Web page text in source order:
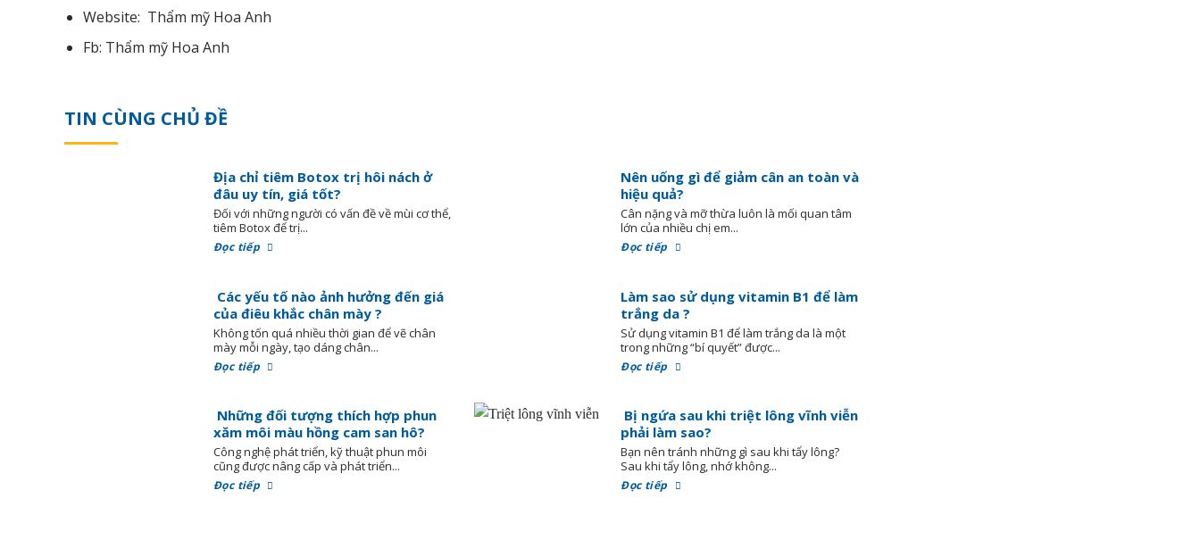
Website: Thẩm mỹ Hoa Anh
Fb: Thẩm mỹ Hoa Anh
TIN CÙNG CHỦ ĐỀ
Địa chỉ tiêm Botox trị hôi nách ở
đâu uy tín, giá tốt?
Đối với những người có vấn đề về mùi cơ thể,
tiêm Botox để trị...
Đọc tiếp
Nên uống gì để giảm cân an toàn và
hiệu quả?
Cân nặng và mỡ thừa luôn là mối quan tâm
lớn của nhiều chị em...
Đọc tiếp
Các yếu tố nào ảnh hưởng đến giá
của điêu khắc chân mày ?
Không tốn quá nhiều thời gian để vẽ chân
mày mỗi ngày, tạo dáng chân...
Đọc tiếp
Làm sao sử dụng vitamin B1 để làm
trắng da ?
Sử dụng vitamin B1 để làm trắng da là một
trong những “bí quyết” được...
Đọc tiếp
Những đối tượng thích hợp phun
xăm môi màu hồng cam san hô?
Công nghệ phát triển, kỹ thuật phun môi
cũng được nâng cấp và phát triển...
Đọc tiếp
Bị ngứa sau khi triệt lông vĩnh viễn
phải làm sao?
Bạn nên tránh những gì sau khi tẩy lông?
Sau khi tẩy lông, nhớ không...
Đọc tiếp